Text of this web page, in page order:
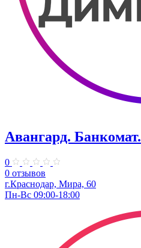
Авангард. Банкомат.
0
0 отзывов
г.Краснодар, Мира, 60
Пн-Вс 09:00-18:00